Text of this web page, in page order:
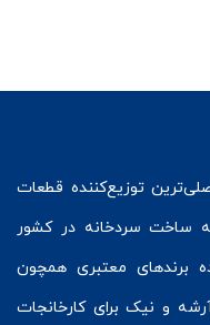
اصلی‌ترین توزیع‌کننده قطعات
ساخت سردخانه در کشور
برندهای معتبری همچون
و نیک برای کارخانجات